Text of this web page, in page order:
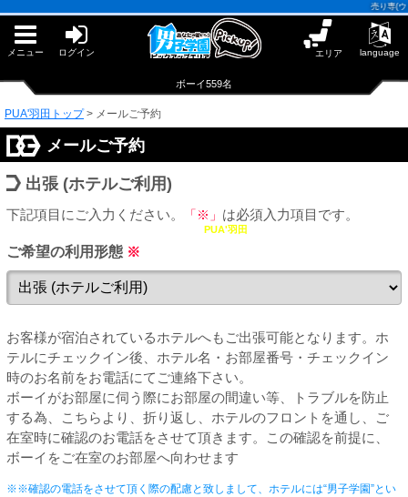
売り専(ウリ
PUA'羽田
メニュー ログイン エリア language
ボーイ559名
サテライト大宮
PUA柏
PUA'赤羽
PUA'池袋
PUA'新橋
PUA'蒲田
PUA四日市
PUA津
×閉じる
PUA和歌山
PUA奈良
PUA加古川
PUA姫路
×閉じる
PUA鹿児島
PUA'羽田トップ> メールご予約
メールご予約
出張 (ホテルご利用)
下記項目にご入力ください。 「※」 は必須入力項目です。
ご希望の利用形態 ※
お客様が宿泊されているホテルへもご出張可能となります。ホ
テルにチェックイン後、ホテル名・お部屋番号・チェックイン
時のお名前をお電話にてご連絡下さい。
ボーイがお部屋に伺う際にお部屋の間違い等、トラブルを防止
する為、こちらより、折り返し、ホテルのフロントを通し、ご
在室時に確認のお電話をさせて頂きます。この確認を前提に、
ボーイをご在室のお部屋へ向わせます
※※確認の電話をさせて頂く際の配慮と致しまして、ホテルには“男子学園”とい